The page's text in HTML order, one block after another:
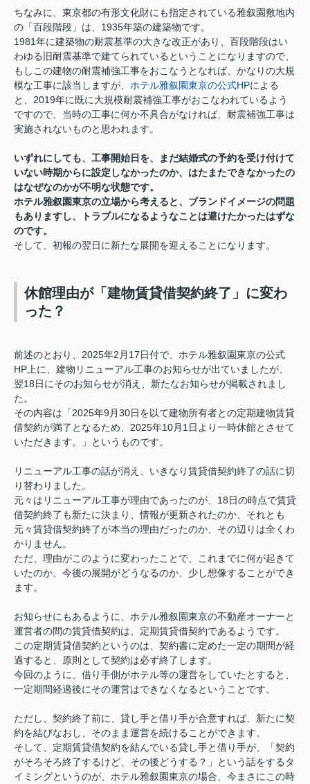
ちなみに、東京都の有形文化財にも指定されている雅叙園敷地内
の「百段階段」は、1935年築の建築物です。
1981年に建築物の耐震基準の大きな改正があり、百段階段はい
わゆる旧耐震基準で建てられているということになりますので、
もしこの建物の耐震補強工事をおこなうとなれば、かなりの大規
模な工事に該当しますが、 ホテル雅叙園東京の公式HPによる
と、2019年に既に大規模耐震補強工事がおこなわれているよう
ですので、当時の工事に何か不具合がなければ、耐震補強工事は
実施されないものと思われます。
いずれにしても、工事開始日を、まだ結婚式の予約を受け付けて
いない時期からに設定しなかったのか、はたまたできなかったの
はなぜなのかが不明な状態です。
ホテル雅叙園東京の立場から考えると、ブランドイメージの問題
もありますし、トラブルになるようなことは避けたかったはずな
のです。
そして、初報の翌日に新たな展開を迎えることになります。
休館理由が「建物賃貸借契約終了」に変わ
った？
前述のとおり、2025年2月17日付で、ホテル雅叙園東京の公式
HP上に、建物リニューアル工事のお知らせが出ていましたが、
翌18日にそのお知らせが消え、新たなお知らせが掲載されまし
た。
その内容は「2025年9月30日を以て建物所有者との定期建物賃貸
借契約が満了となるため、2025年10月1日より一時休館とさせて
いただきます。」というものです。
リニューアル工事の話が消え、いきなり賃貸借契約終了の話に切
り替わりました。
元々はリニューアル工事が理由であったのが、18日の時点で賃貸
借契約終了も新たに決まり、情報が更新されたのか、それとも
元々賃貸借契約終了が本当の理由だったのか、その辺りは全くわ
かりません。
ただ、理由がこのように変わったことで、これまでに何が起きて
いたのか、今後の展開がどうなるのか、少し想像することができ
ます。
お知らせにもあるように、ホテル雅叙園東京の不動産オーナーと
運営者の間の賃貸借契約は、定期賃貸借契約であるようです。
この定期賃貸借契約というのは、契約書に定めた一定の期間が経
過すると、原則として契約は必ず終了します。
今回のように、借り手側がホテル等の運営をしていたとすると、
一定期間経過後にその運営はできなくなるということです。
ただし、契約終了前に、貸し手と借り手が合意すれば、新たに契
約を結びなおし、そのまま運営を続けることができます。
そして、定期賃貸借契約を結んでいる貸し手と借り手が、「契約
がそろそろ終了するけど、その後どうする？」という話をするタ
イミングというのが、ホテル雅叙園東京の場合、今まさにこの時